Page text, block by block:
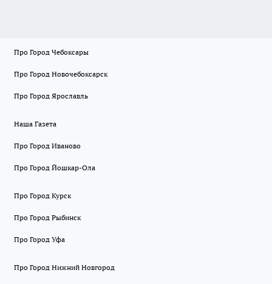
Про Город Чебоксары
Про Город Новочебоксарск
Про Город Ярославль
Наша Газета
Про Город Иваново
Про Город Йошкар-Ола
Про Город Курск
Про Город Рыбинск
Про Город Уфа
Про Город Нижний Новгород